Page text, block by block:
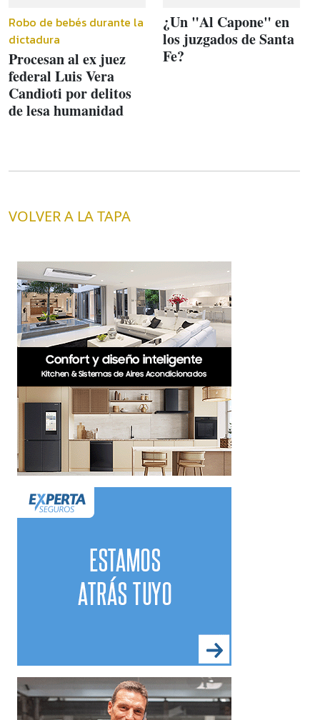
Robo de bebés durante la
dictadura
Procesan al ex juez
federal Luis Vera
Candioti por delitos
de lesa humanidad
¿Un "Al Capone" en
los juzgados de Santa
Fe?
VOLVER A LA TAPA